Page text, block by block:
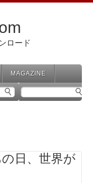
ロード
MAGAZINE
日、世界が